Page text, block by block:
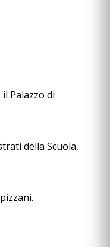
Palazzo di
della Scuola,